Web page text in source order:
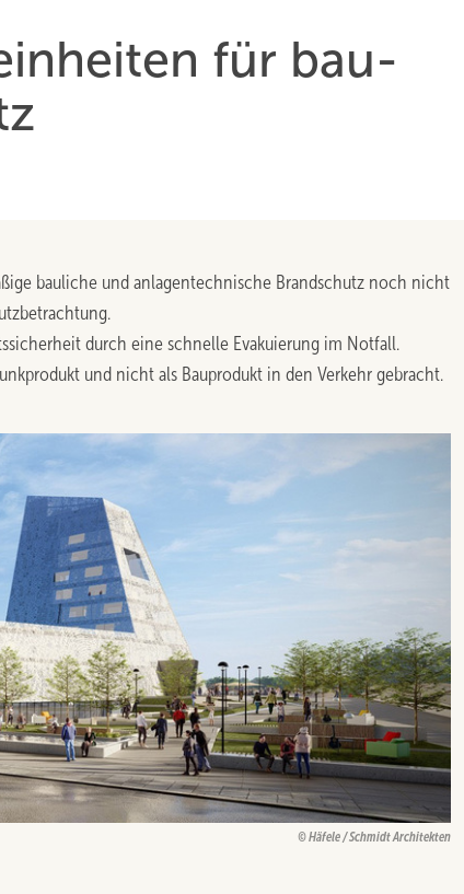
für bau­
bauliche und anlagentechnische Brandschutz noch nicht
durch eine schnelle Evakuierung im Notfall.
und nicht als Bauprodukt in den Verkehr gebracht.
Häfele / Schmidt Architekten